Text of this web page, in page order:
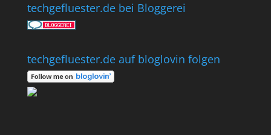
techgefluester.de bei Bloggerei
techgefluester.de auf bloglovin folgen